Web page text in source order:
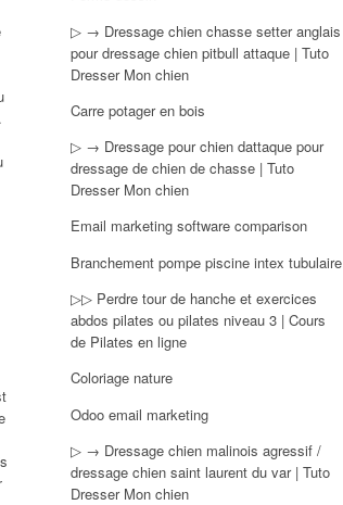
▷ → Dressage chien chasse setter anglais
pour dressage chien pitbull attaque | Tuto
Dresser Mon chien
Carre potager en bois
▷ → Dressage pour chien dattaque pour
dressage de chien de chasse | Tuto
Dresser Mon chien
Email marketing software comparison
Branchement pompe piscine intex tubulaire
▷▷ Perdre tour de hanche et exercices
abdos pilates ou pilates niveau 3 | Cours
de Pilates en ligne
Coloriage nature
Odoo email marketing
▷ → Dressage chien malinois agressif /
dressage chien saint laurent du var | Tuto
Dresser Mon chien